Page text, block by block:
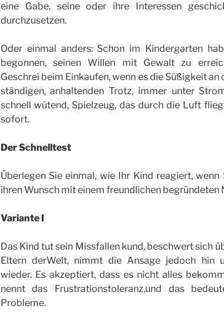
eine Gabe, seine oder ihre Interessen
durchzusetzen.
Oder einmal anders: Schon im Kindergarten
begonnen, seinen Willen mit Gewalt zu
Geschrei beim Einkaufen, wenn es die Süßigkeit an
ständigen, anhaltenden Trotz, immer unter
schnell wütend, Spielzeug, das durch die Luft
sofort.
Der Schnelltest
Überlegen Sie einmal, wie Ihr Kind reagiert, wenn
ihren Wunsch mit einem freundlichen begründeten
Variante I
Das Kind tut sein Missfallen kund, beschwert sich
Eltern derWelt, nimmt die Ansage jedoch hin
wieder. Es akzeptiert, dass es nicht alles
nennt das Frustrationstoleranz,und das
Probleme.